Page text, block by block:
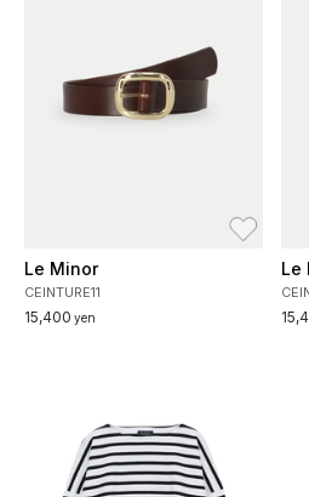
Le Minor
CEINTURE11
15,400 yen
Le